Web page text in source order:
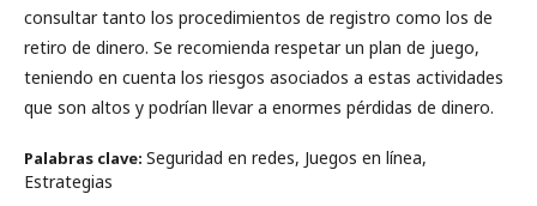
consultar tanto los procedimientos de registro como los de
retiro de dinero. Se recomienda respetar un plan de juego,
teniendo en cuenta los riesgos asociados a estas actividades
que son altos y podrían llevar a enormes pérdidas de dinero.
Palabras clave: Seguridad en redes, Juegos en línea,
Estrategias